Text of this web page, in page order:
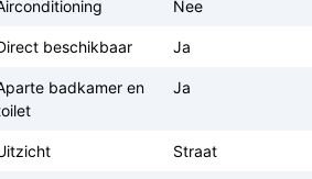
Nee
beschikbaar Ja
badkamer en
Ja
Straat